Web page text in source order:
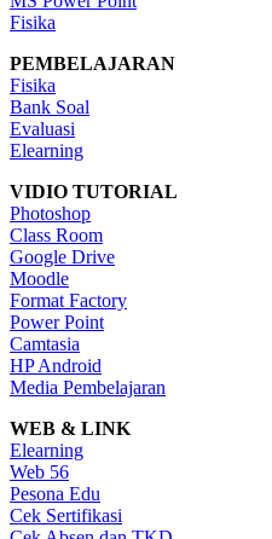
Fisika
PEMBELAJARAN
Fisika
Bank Soal
Evaluasi
Elearning
VIDIO TUTORIAL
Photoshop
Class Room
Google Drive
Moodle
Format Factory
Power Point
Camtasia
HP Android
Media Pembelajaran
WEB & LINK
Elearning
Web 56
Pesona Edu
Cek Sertifikasi